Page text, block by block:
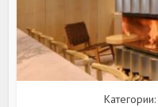
Категории: